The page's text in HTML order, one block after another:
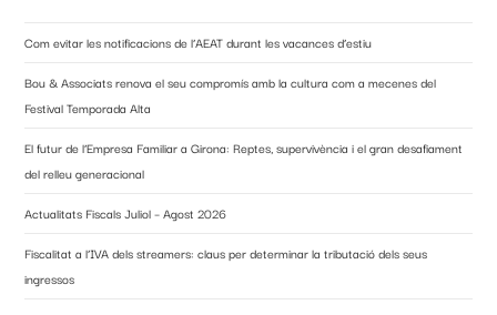
Com evitar les notificacions de l’AEAT durant les vacances d’estiu
Bou & Associats renova el seu compromís amb la cultura com a mecenes del
Festival Temporada Alta
El futur de l’Empresa Familiar a Girona: Reptes, supervivència i el gran desafiament
del relleu generacional
Actualitats Fiscals Juliol – Agost 2026
Fiscalitat a l’IVA dels streamers: claus per determinar la tributació dels seus
ingressos